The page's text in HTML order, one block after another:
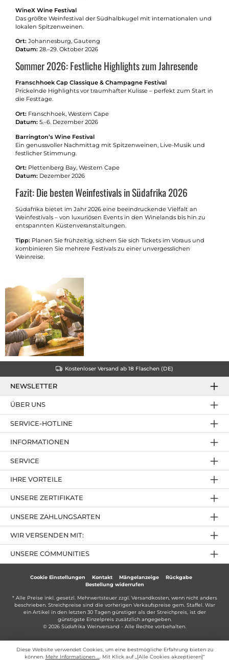
WineX Wine Festival
Das größte Weinfestival der Südhalbkugel mit internationalen und
lokalen Spitzenweinen.
Ort: Johannesburg, Gauteng
Datum: 28.–29. Oktober 2026
Sommer 2026: Festliche Highlights zum Jahresende
Franschhoek Cap Classique & Champagne Festival
Prickelnde Highlights vor traumhafter Kulisse – perfekt zum Start in
die Festtage.
Ort: Franschhoek, Western Cape
Datum: 5.–6. Dezember 2026
Barrington’s Wine Festival
Ein genussvoller Nachmittag mit Spitzenweinen, Live-Musik und
festlicher Stimmung.
Ort: Plettenberg Bay, Western Cape
Datum: Dezember 2026
Fazit: Die besten Weinfestivals in Südafrika 2026
Südafrika bietet im Jahr 2026 eine beeindruckende Vielfalt an
Weinfestivals – von luxuriösen Events in den Winelands bis hin zu
entspannten Küstenveranstaltungen.
Tipp: Planen Sie frühzeitig, sichern Sie sich Tickets im Voraus und
kombinieren Sie mehrere Festivals zu einer unvergesslichen
Weinreise.
Kostenloser Versand ab 18 Flaschen (DE)
NEWSLETTER
SERVICE-HOTLINE
IHRE VORTEILE
UNSERE ZAHLUNGSARTEN
ÜBER UNS
UNSERE ZERTIFIKATE
INFORMATIONEN
SERVICE
UNSERE COMMUNITIES
WIR VERSENDEN MIT:
Cookie Einstellungen Kontakt Mängelanzeige
Rückgabe
Bestellung widerrufen
* Alle Preise inkl. gesetzl. Mehrwertsteuer zzgl. Versandkosten, wenn nicht anders
beschrieben. Streichpreise sind die vorherigen Verkaufspreise gem. Staffel. War
ein Artikel in den letzten 30 Tagen günstiger als der Streichpreis, ist der
günstigste Einzelpreis zusätzlich angegeben.
© 2026 Südafrika Weinversand - Alle Rechte vorbehalten.
Diese Website verwendet Cookies, um eine bestmögliche Erfahrung bieten zu
können. Mehr Informationen ... . Mit Klick auf „[Alle Cookies akzeptieren]“